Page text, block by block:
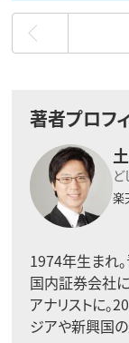
最初
著者プロフ
ど
楽
1974年生まれ
国内証券会社
アナリストに。
ジアや新興国